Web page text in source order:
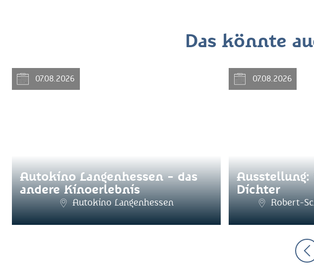
Das könnte
07.08.2026
Autokino Langenhessen - das
andere Kinoerlebnis
Autokino Langenhessen
07.08.2026
Ausstellung:
Dichter
Robert-